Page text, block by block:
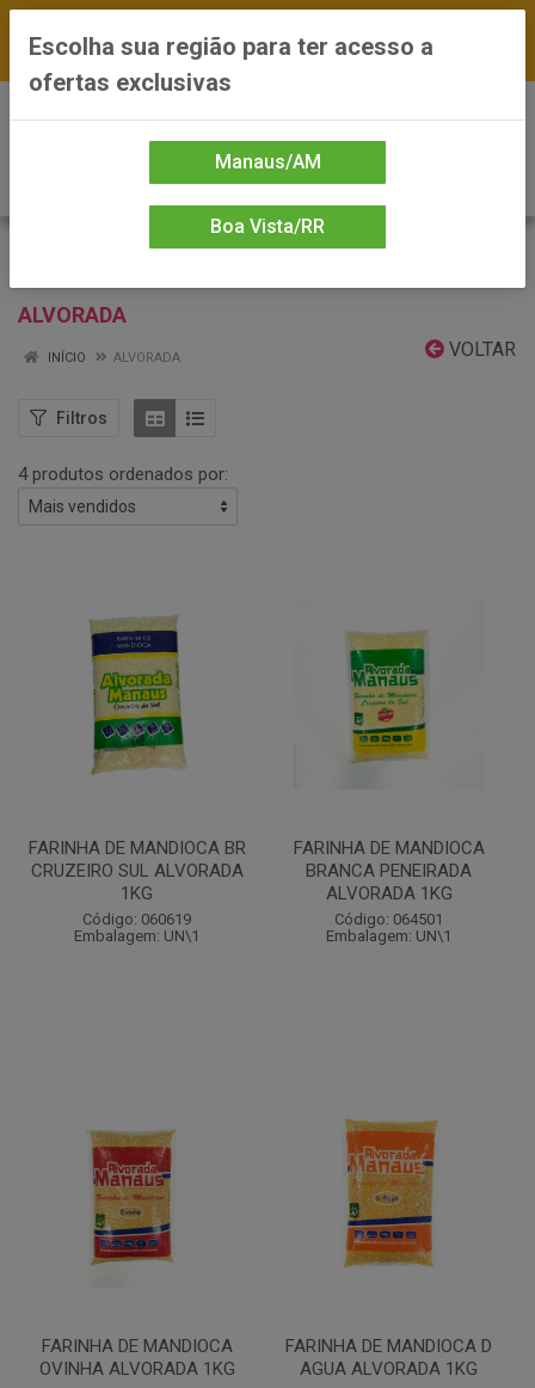
*Preços exclusivos do site — Entrega em até 24h
ALVORADA
VOLTAR
INÍCIO ALVORADA
Filtros
4 produtos ordenados por:
FARINHA DE MANDIOCA BR
CRUZEIRO SUL ALVORADA
1KG
Código: 060619
Embalagem: UN\1
FARINHA DE MANDIOCA
BRANCA PENEIRADA
ALVORADA 1KG
Código: 064501
Embalagem: UN\1
FARINHA DE MANDIOCA
OVINHA ALVORADA 1KG
FARINHA DE MANDIOCA D
AGUA ALVORADA 1KG
Escolha sua região para ter acesso a
ofertas exclusivas
Manaus/AM
Boa Vista/RR